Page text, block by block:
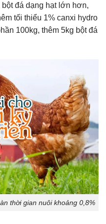
đá dạng hạt lớn hơn,
tối thiểu 1% canxi hydro
100kg, thêm 5kg bột đá
thời gian nuôi khoảng 0,8%